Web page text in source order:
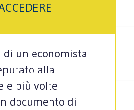
di un economista
alla
e più volte
documento di